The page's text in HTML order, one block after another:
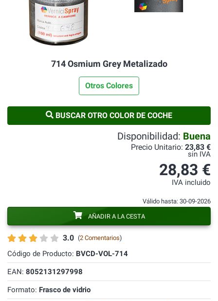
714 Osmium Grey Metalizado
Otros Colores
BUSCAR OTRO COLOR DE COCHE
3.0 (2 Comentarios)
Código de Producto: BVCD-VOL-714
EAN: 8052131297998
Formato: Frasco de vidrio
Disponibilidad: Buena
Precio Unitario: 23,83 €
sin IVA
28,83 €
IVA incluido
Válido hasta: 30-09-2026
AÑADIR A LA CESTA